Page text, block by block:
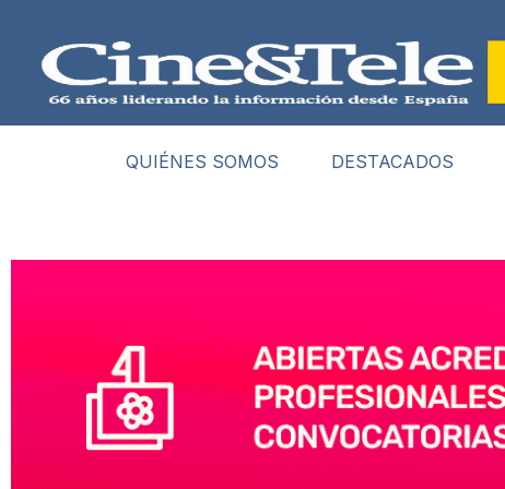
QUIÉNES SOMOS DESTACADOS